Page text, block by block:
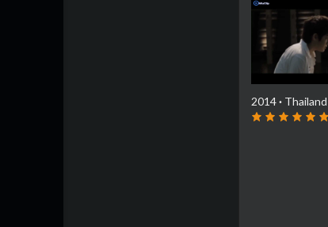
2014· Thailand